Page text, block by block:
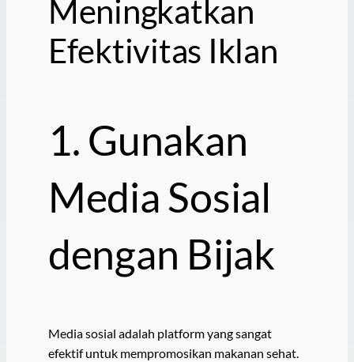
Meningkatkan
Efektivitas Iklan
1. Gunakan
Media Sosial
dengan Bijak
Media sosial adalah platform yang sangat
efektif untuk mempromosikan makanan sehat.